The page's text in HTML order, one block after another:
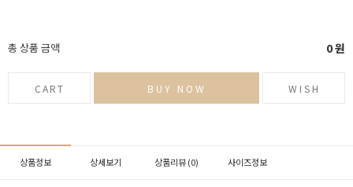
총 상품 금액 0원
CART BUY NOW WISH
상품정보 상세보기 상품리뷰 (0) 사이즈정보